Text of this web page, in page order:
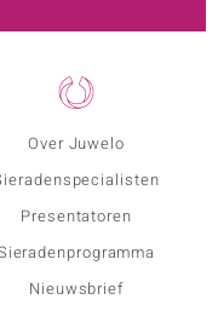
Over Juwelo
Presentatoren
Nieuwsbrief